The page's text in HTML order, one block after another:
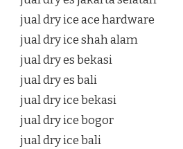
jual dry ice ace hardware
jual dry ice shah alam
jual dry es bekasi
jual dry es bali
jual dry ice bekasi
jual dry ice bogor
jual dry ice bali